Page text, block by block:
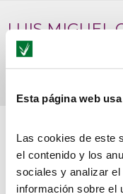
Esta página web
Las cookies de este
el contenido y los
sociales y analizar
información sobre el
LUIS MIGUEL
GERENTE
HABLA
COPE
Ha destacado el alto
alumnos.